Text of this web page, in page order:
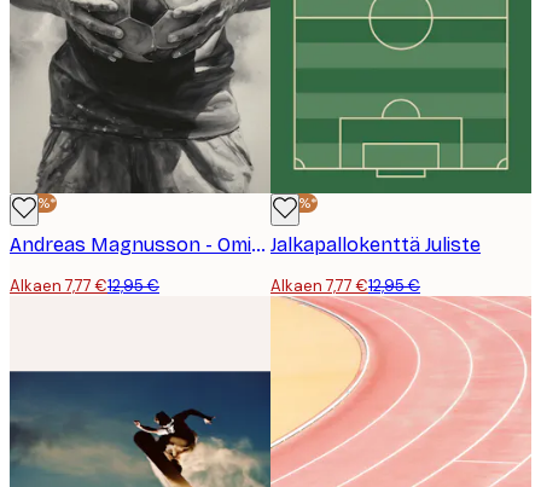
-40%*
Andreas Magnusson - Omistautunut Jalkapalloilija Juliste
Alkaen 7,77 €12,95 €
-40%*
Jalkapallokenttä Juliste
Alkaen 7,77 €12,95 €